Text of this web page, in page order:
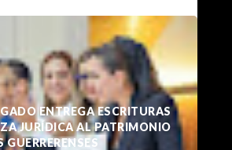
ENTREGA ESCRITURAS
JURÍDICA AL PATRIMONIO
GUERRERENSES